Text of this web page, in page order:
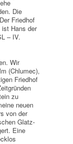
Die
Friedhof
Hans der
– IV.
Wir
(Chlumec),
Friedhof
zu
neuen
von der
Glatz-
Eine